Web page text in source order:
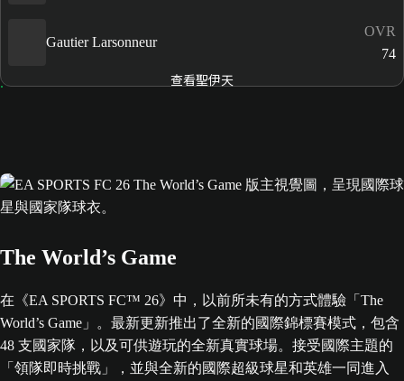
Gautier Larsonneur
OVR
74
查看聖伊天
The World’s Game
在《EA SPORTS FC™ 26》中，以前所未有的方式體驗「The
World’s Game」。最新更新推出了全新的國際錦標賽模式，包含
48 支國家隊，以及可供遊玩的全新真實球場。接受國際主題的
「領隊即時挑戰」，並與全新的國際超級球星和英雄一同進入